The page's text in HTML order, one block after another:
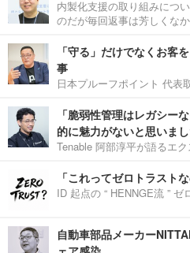
内製化支援の取り組みにつ
のだが毎回返事は芳しくな
「守る」だけでなくお客
事
日本プルーフポイント 代表
「脆弱性管理はレガシー
的に魅力がないと思いまし
Tenable 阿部淳平が語るエ
「これってゼロトラスト
ID 起点の “ HENNGE流 ”
自動車部品メーカー